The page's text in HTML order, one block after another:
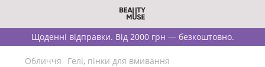
Щоденні відправки. Від 2000 грн — безкоштовно.
Обличчя Гелі, пінки для вмивання